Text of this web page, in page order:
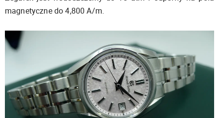
magnetyczne do 4,800 A/m.